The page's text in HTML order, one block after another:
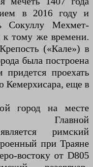
в 2016 году и
Сокуллу Мехмет-
тому же времени.
(«Кале») в
была построена
проехать
Кемерхисара, еще в
город на месте
Главной
римский
при Траяне
востоку от D805